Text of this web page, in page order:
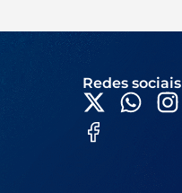
Redes sociais